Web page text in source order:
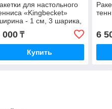
для настольного
«Kingbecket»
- 1 см, 3 шарика,
Китай)
000₸
Купить
6